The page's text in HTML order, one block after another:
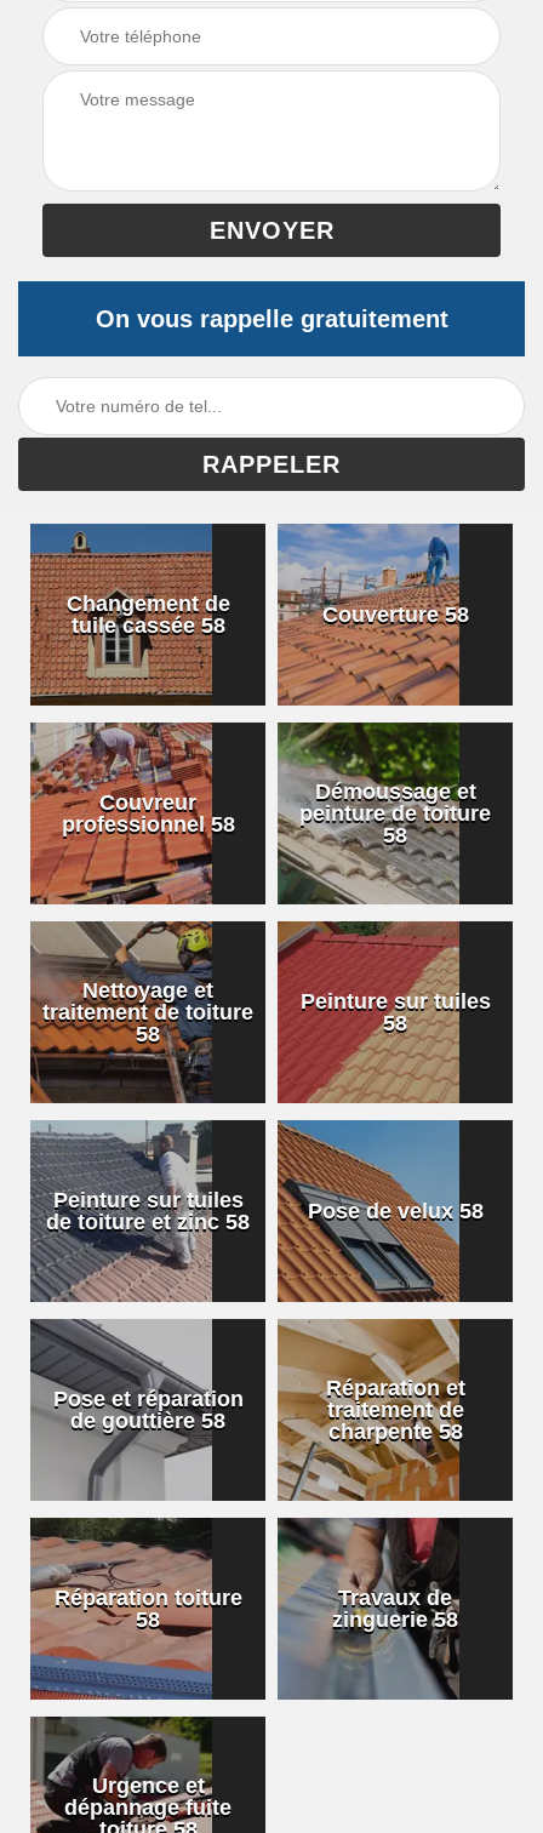
On vous rappelle gratuitement
Changement de
tuile cassée 58
Couverture 58
Couvreur
professionnel 58
Démoussage et
peinture de toiture
58
Nettoyage et
traitement de toiture
58
Peinture sur tuiles
58
Peinture sur tuiles
de toiture et zinc 58
Pose de velux 58
Pose et réparation
de gouttière 58
Réparation et
traitement de
charpente 58
Réparation toiture
58
Travaux de
zinguerie 58
Urgence et
dépannage fuite